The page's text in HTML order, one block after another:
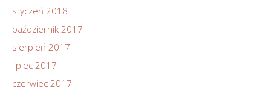
styczeń 2018
październik 2017
sierpień 2017
lipiec 2017
czerwiec 2017